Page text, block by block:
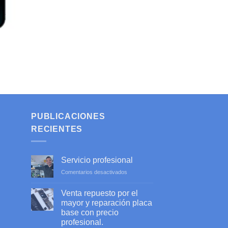
PUBLICACIONES
RECIENTES
Servicio profesional
Comentarios desactivados
profesional
Venta repuesto por el
mayor y reparación placa
base con precio
profesional.